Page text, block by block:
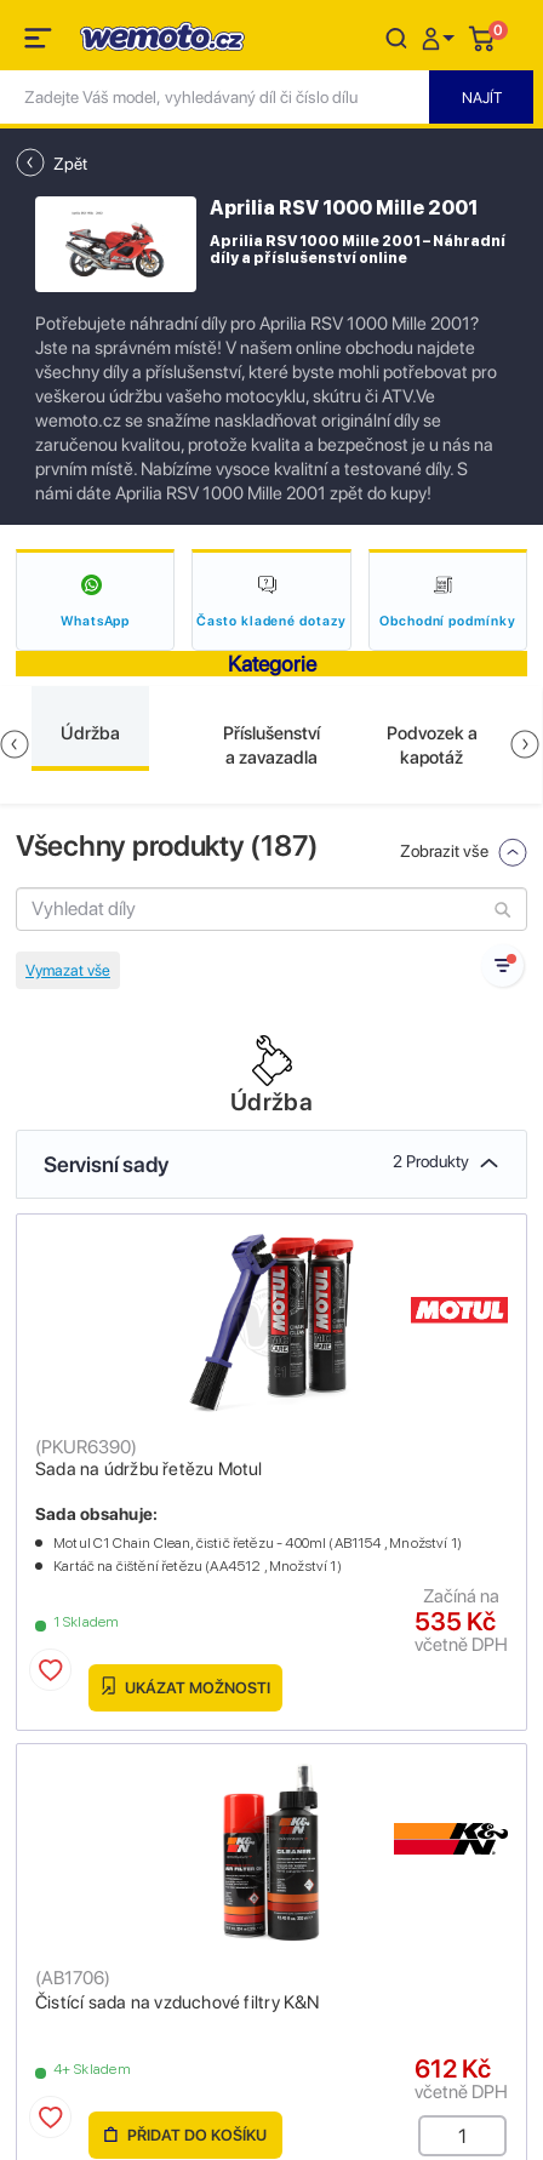
0
Zpět
Aprilia RSV 1000 Mille 2001
Aprilia RSV 1000 Mille 2001 – Náhradní
díly a příslušenství online
Potřebujete náhradní díly pro Aprilia RSV 1000 Mille 2001?
Jste na správném místě! V našem online obchodu najdete
všechny díly a příslušenství, které byste mohli potřebovat pro
veškerou údržbu vašeho motocyklu, skútru či ATV.Ve
wemoto.cz se snažíme naskladňovat originální díly se
zaručenou kvalitou, protože kvalita a bezpečnost je u nás na
prvním místě. Nabízíme vysoce kvalitní a testované díly. S
námi dáte Aprilia RSV 1000 Mille 2001 zpět do kupy!
WhatsApp Často kladené dotazy Obchodní podmínky
Kategorie
Údržba
Příslušenství
a zavazadla
Podvozek a
kapotáž
Všechny produkty (187) Zobrazit vše
Údržba
Servisní sady 2 Produkty
Sada na údržbu řetězu Motul
(PKUR6390)
1 Skladem
Sada obsahuje:
Motul C1 Chain Clean, čistič řetězu - 400ml (AB1154 , Množství 1)
Kartáč na čištění řetězu (AA4512 , Množství 1)
535 Kč
včetně DPH
Začíná na
UKÁZAT MOŽNOSTI
Čistící sada na vzduchové filtry K&N
(AB1706)
4+ Skladem 612 Kč
včetně DPH
PŘIDAT DO KOŠÍKU